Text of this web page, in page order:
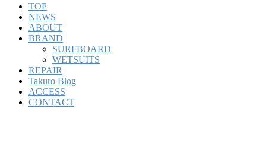
TOP
NEWS
ABOUT
BRAND
SURFBOARD
WETSUITS
REPAIR
Takuro Blog
ACCESS
CONTACT